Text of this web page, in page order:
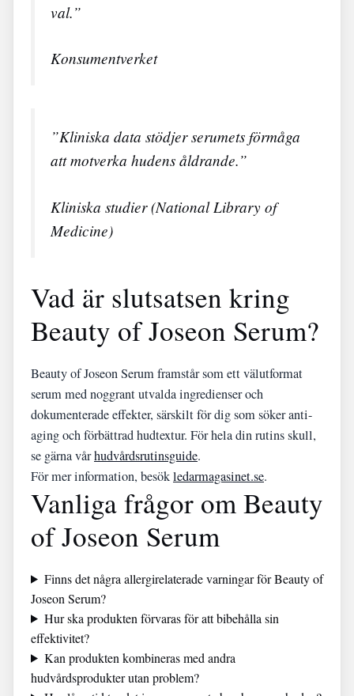
val.”
Konsumentverket
”Kliniska data stödjer serumets förmåga
att motverka hudens åldrande.”
Kliniska studier (National Library of
Medicine)
Vad är slutsatsen kring
Beauty of Joseon Serum?
Beauty of Joseon Serum framstår som ett välutformat
serum med noggrant utvalda ingredienser och
dokumenterade effekter, särskilt för dig som söker anti-
aging och förbättrad hudtextur. För hela din rutins skull,
se gärna vårhudvårdsrutinsguide.
För mer information, besökledarmagasinet.se.
Vanliga frågor om Beauty
of Joseon Serum
Finns det några allergirelaterade varningar för Beauty of
Joseon Serum?
Hur ska produkten förvaras för att bibehålla sin
effektivitet?
Kan produkten kombineras med andra
hudvårdsprodukter utan problem?